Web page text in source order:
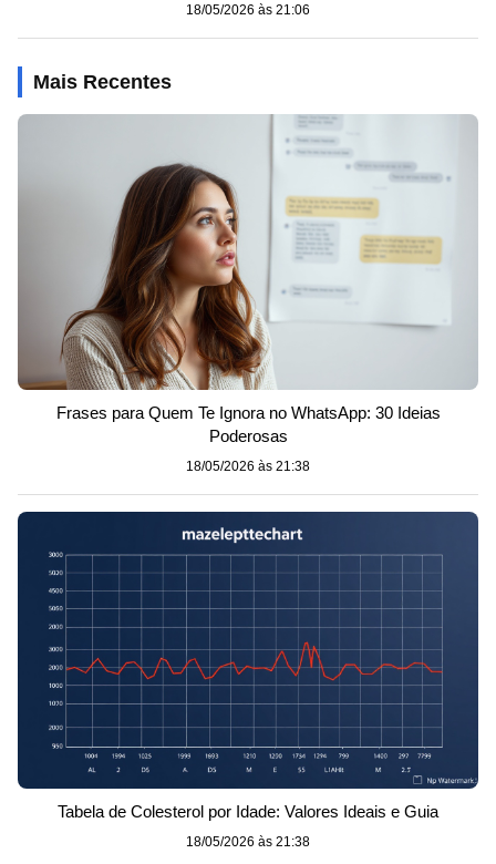
18/05/2026 às 21:06
Mais Recentes
Frases para Quem Te Ignora no WhatsApp: 30 Ideias
Poderosas
18/05/2026 às 21:38
Tabela de Colesterol por Idade: Valores Ideais e Guia
18/05/2026 às 21:38